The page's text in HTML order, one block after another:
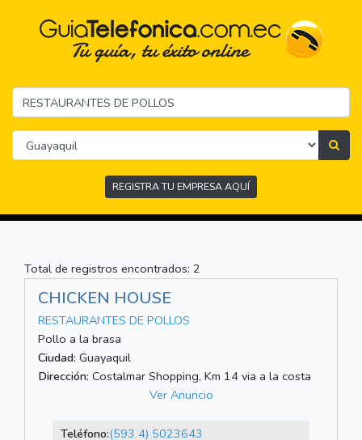
REGISTRA TU EMPRESA AQUÍ
Total de registros encontrados: 2
CHICKEN HOUSE
RESTAURANTES DE POLLOS
Pollo a la brasa
Ciudad: Guayaquil
Dirección: Costalmar Shopping, Km 14 via a la costa
Ver Anuncio
Teléfono:(593 4) 5023643